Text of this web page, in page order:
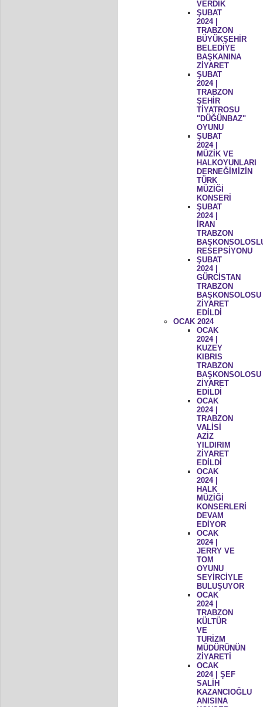
VERDİK
ŞUBAT
2024 |
TRABZON
BÜYÜKŞEHİR
BELEDİYE
BAŞKANINA
ZİYARET
ŞUBAT
2024 |
TRABZON
ŞEHİR
TİYATROSU
"DÜĞÜNBAZ"
OYUNU
ŞUBAT
2024 |
MÜZİK VE
HALKOYUNLARI
DERNEĞİMİZİN
TÜRK
MÜZİĞİ
KONSERİ
ŞUBAT
2024 |
İRAN
TRABZON
RESEPSİYONU
ŞUBAT
2024 |
GÜRCİSTAN
TRABZON
BAŞKONSOLOSU
ZİYARET
EDİLDİ
OCAK 2024
OCAK
2024 |
KUZEY
KIBRIS
TRABZON
BAŞKONSOLOSU
ZİYARET
EDİLDİ
OCAK
2024 |
TRABZON
VALİSİ
AZİZ
YILDIRIM
ZİYARET
EDİLDİ
OCAK
2024 |
HALK
MÜZİĞİ
KONSERLERİ
DEVAM
EDİYOR
OCAK
2024 |
JERRY VE
TOM
OYUNU
SEYİRCİYLE
BULUŞUYOR
OCAK
2024 |
TRABZON
KÜLTÜR
VE
TURİZM
MÜDÜRÜNÜN
ZİYARETİ
OCAK
2024 | ŞEF
SALİH
KAZANCIOĞLU
ANISINA